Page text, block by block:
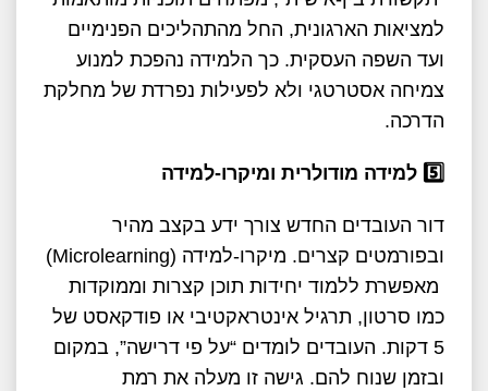
למציאות הארגונית, החל מהתהליכים הפנימיים
ועד השפה העסקית. כך הלמידה נהפכת למנוע
צמיחה אסטרטגי ולא לפעילות נפרדת של מחלקת
הדרכה.
5️ למידה מודולרית ומיקרו-למידה
דור העובדים החדש צורך ידע בקצב מהיר
ובפורמטים קצרים. מיקרו-למידה (Microlearning)
מאפשרת ללמוד יחידות תוכן קצרות וממוקדות
כמו סרטון, תרגיל אינטראקטיבי או פודקאסט של
5 דקות. העובדים לומדים “על פי דרישה”, במקום
ובזמן שנוח להם. גישה זו מעלה את רמת